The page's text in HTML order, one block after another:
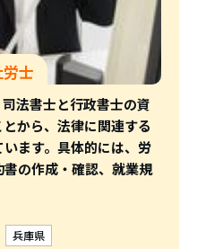
士
法書士と行政書士の資
から、法律に関連する
ます。具体的には、労
の作成・確認、就業規
兵庫県